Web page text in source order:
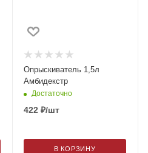
Опрыскиватель 1,5л
Амбидекстр
Достаточно
422 ₽/шт
В КОРЗИНУ